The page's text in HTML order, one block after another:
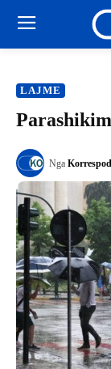
LAJME
Nga